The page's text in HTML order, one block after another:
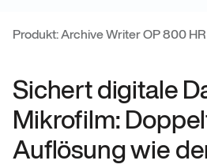
Produkt: Archive Writer OP 800 HR
Sichert digitale
Mikrofilm:
Auflösung wie